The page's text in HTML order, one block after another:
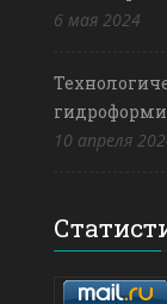
6 мая 2024
10 апреля